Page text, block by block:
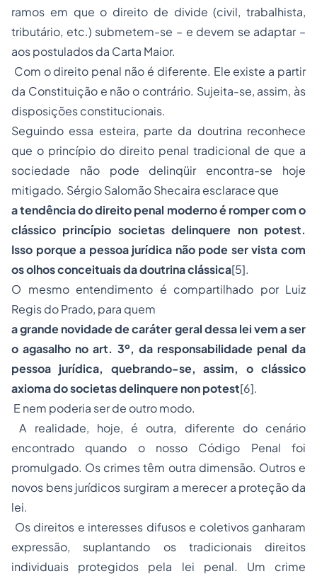
ramos em que o direito de divide (civil, trabalhista,
tributário, etc.) submetem-se – e devem se adaptar –
aos postulados da Carta Maior.
Com o direito penal não é diferente. Ele existe a partir
da Constituição e não o contrário. Sujeita-se, assim, às
disposições constitucionais.
Seguindo essa esteira, parte da doutrina reconhece
que o princípio do direito penal tradicional de que a
sociedade não pode delinqüir encontra-se hoje
mitigado. Sérgio Salomão Shecaira esclarace que
a tendência do direito penal moderno é romper com o
clássico princípio societas delinquere non potest.
Isso porque a pessoa jurídica não pode ser vista com
os olhos conceituais da doutrina clássica[5].
O mesmo entendimento é compartilhado por Luiz
Regis do Prado, para quem
a grande novidade de caráter geral dessa lei vem a ser
o agasalho no art. 3º, da responsabilidade penal da
pessoa jurídica, quebrando-se, assim, o clássico
axioma dosocietas delinquere non potest[6].
E nem poderia ser de outro modo.
A realidade, hoje, é outra, diferente do cenário
encontrado quando o nosso Código Penal foi
promulgado. Os crimes têm outra dimensão. Outros e
novos bens jurídicos surgiram a merecer a proteção da
lei.
Os direitos e interesses difusos e coletivos ganharam
expressão, suplantando os tradicionais direitos
individuais protegidos pela lei penal. Um crime